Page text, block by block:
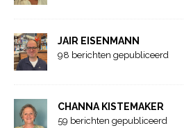
JAIR EISENMANN
98 berichten gepubliceerd
CHANNA KISTEMAKER
59 berichten gepubliceerd